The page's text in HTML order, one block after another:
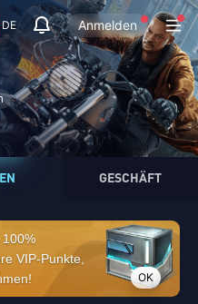
DE Anmelden
GESCHÄFT
VIP-Punkte,
OK